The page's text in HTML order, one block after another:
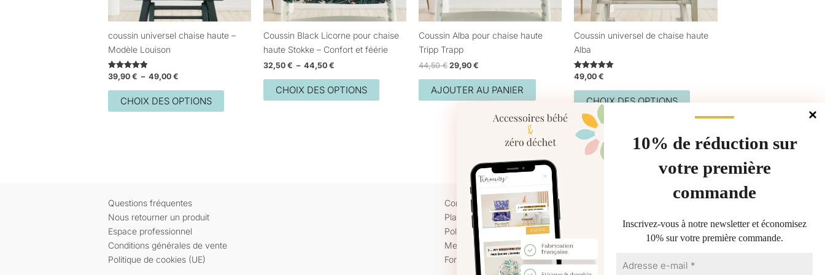
Gérer le consentement
Pour offrir les meilleures expériences, nous utilisons des technologies telles que les
cookies pour stocker et/ou accéder aux informations des appareils. Le fait de consentir
à ces technologies nous permettra de traiter des données telles que le comportement
10% de réduction sur
votre première
commande
Inscrivez-vous à notre newsletter et économisez
10% sur votre première commande.
coussin universel chaise haute –
Modèle Louison
Note
5.00
sur 5
39,90 € – 49,00 €
CHOIX DES OPTIONS
choisies
la
Coussin Black Licorne pour chaise
haute Stokke – Confort et féérie
32,50 € – 44,50 €
CHOIX DES OPTIONS
choisies
la
page
produit
Coussin Alba pour chaise haute
Tripp Trapp
44,50€ 29,90 €
AJOUTER AU PANIER
Coussin universel de chaise haute
Alba
Note
5.00
sur 5
49,00€
CHOIX DES OPTIONS
choisies
la
Questions fréquentes
Nous retourner un produit
Espace professionnel
Conditions générales de vente
Politique de cookies (UE)
Contact
Plan du site
Politique de confidentialité
Mentions légales
Formulaire de rétractation